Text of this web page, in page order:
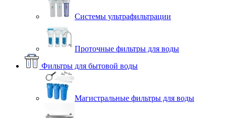
Системы ультрафильтрации
Проточные фильтры для воды
Фильтры для бытовой воды
Магистральные фильтры для воды